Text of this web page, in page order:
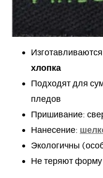
хлопка
Подходят для
пледов
Пришивание:
Нанесение:
Экологичны
Не теряют форму